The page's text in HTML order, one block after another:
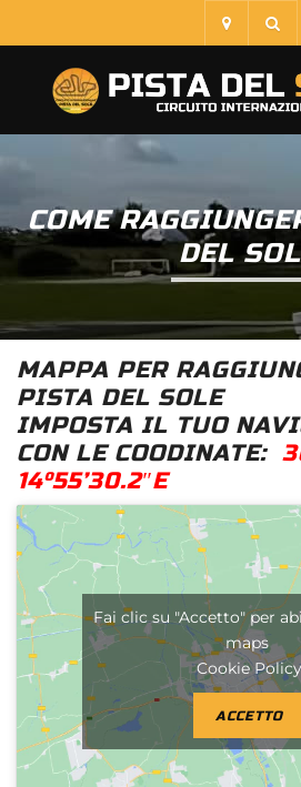
COME
DEL
MAPPA PER
PISTA DEL SOLE
IMPOSTA IL TUO
CON LE COODINATE:
14°55’30.2″E
Fai clic su "Accetto" per
maps
Cookie Policy
ACCETTO